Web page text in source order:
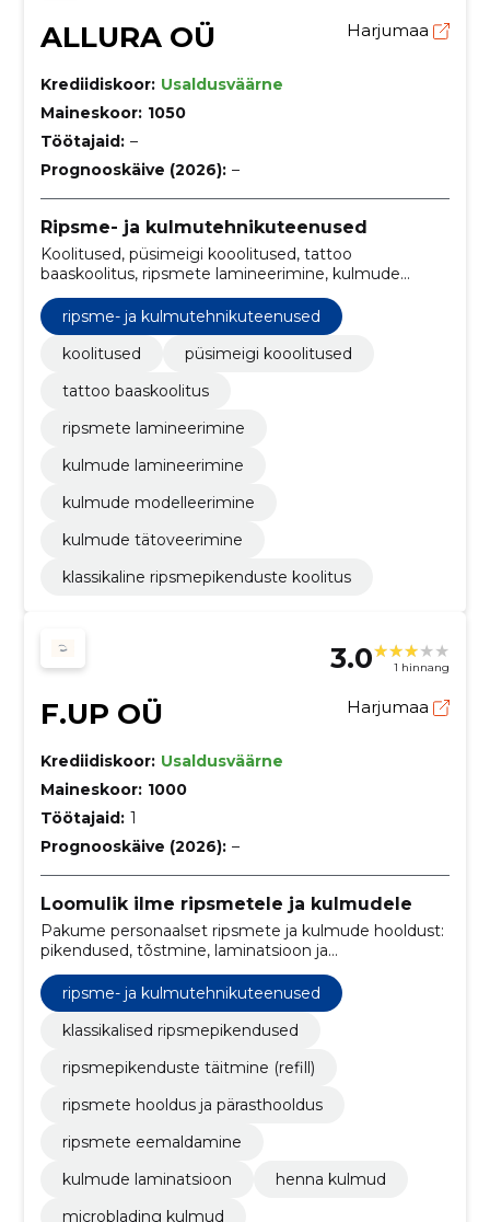
ALLURA OÜ Harjumaa
Krediidiskoor: Usaldusväärne
Maineskoor: 1050
Töötajaid: –
Prognooskäive (2026): –
Ripsme- ja kulmutehnikuteenused
Koolitused, püsimeigi kooolitused, tattoo
baaskoolitus, ripsmete lamineerimine, kulmude
lamineerimine, kulmude modelleerimine, kulmude
tätoveerimine, klassikaline ripsmepikenduste koolitus
ripsme- ja kulmutehnikuteenused
koolitused
püsimeigi kooolitused
tattoo baaskoolitus
ripsmete lamineerimine
kulmude lamineerimine
kulmude modelleerimine
kulmude tätoveerimine
klassikaline ripsmepikenduste koolitus
3.0 1 hinnang
F.UP OÜ Harjumaa
Krediidiskoor: Usaldusväärne
Maineskoor: 1000
Töötajaid: 1
Prognooskäive (2026): –
Loomulik ilme ripsmetele ja kulmudele
Pakume personaalset ripsmete ja kulmude hooldust:
pikendused, tõstmine, laminatsioon ja
mikropigmentatsioon. Konsultatsioonid ja täitmised
tagavad loomuliku ning kauakestva tulemuse.
ripsme- ja kulmutehnikuteenused
klassikalised ripsmepikendused
ripsmepikenduste täitmine (refill)
ripsmete hooldus ja pärasthooldus
ripsmete eemaldamine
kulmude laminatsioon
henna kulmud
microblading kulmud